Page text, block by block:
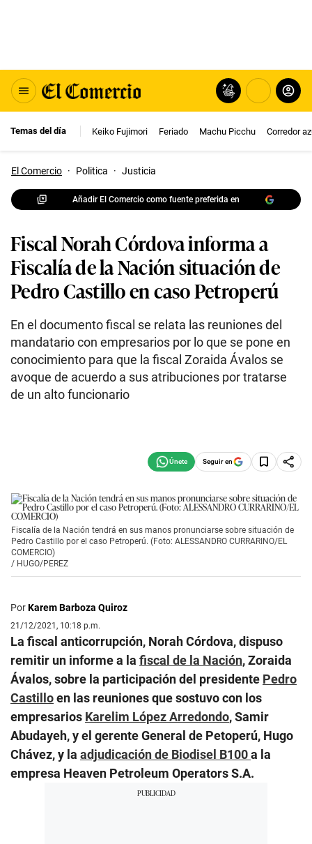
Temas del día Keiko Fujimori Feriado Machu Picchu Corredor
El Comercio · Politica · Justicia
Añadir El Comercio como fuente preferida en
Fiscal Norah Córdova informa a
Fiscalía de la Nación situación de
Pedro Castillo en caso Petroperú
En el documento fiscal se relata las reuniones del
mandatario con empresarios por lo que se pone en
conocimiento para que la fiscal Zoraida Ávalos se
avoque de acuerdo a sus atribuciones por tratarse
de un alto funcionario
Seguir en
Fiscalía de la Nación tendrá en sus manos pronunciarse sobre situación de
Pedro Castillo por el caso Petroperú. (Foto: ALESSANDRO CURRARINO/EL
COMERCIO)
/ HUGO/PEREZ
PorKarem Barboza Quiroz
21/12/2021, 10:18 p.m.
La fiscal anticorrupción, Norah Córdova, dispuso
remitir un informe a la fiscal de la Nación, Zoraida
Ávalos, sobre la participación del presidente Pedro
Castilloen las reuniones que sostuvo con los
empresarios Karelim López Arredondo, Samir
Abudayeh, y el gerente General de Petoperú, Hugo
Chávez, y la adjudicación de Biodisel B100a la
empresa Heaven Petroleum Operators S.A.